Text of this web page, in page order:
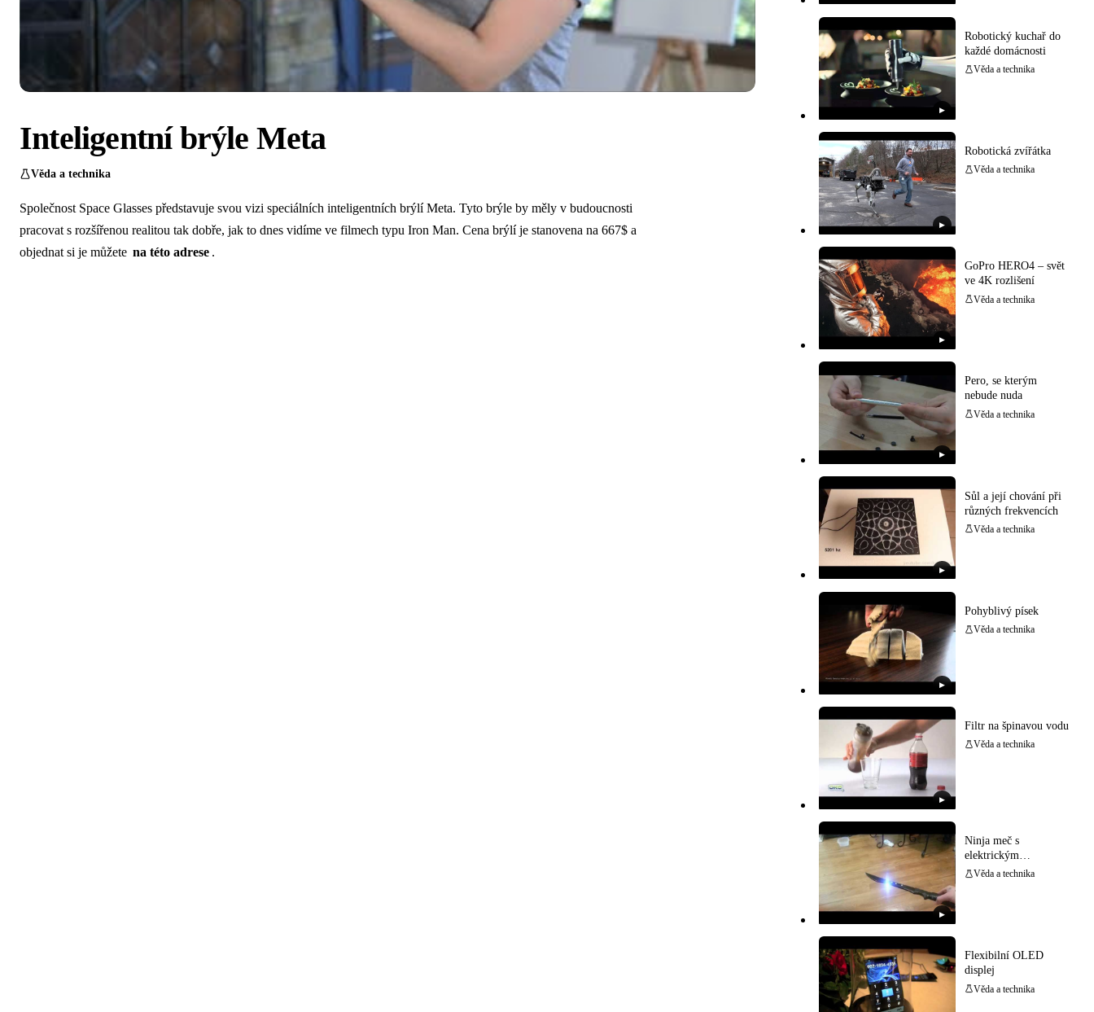
Inteligentní brýle Meta
Věda a technika
Společnost Space Glasses představuje svou vizi speciálních inteligentních brýlí Meta. Tyto brýle by měly v budoucnosti
pracovat s rozšířenou realitou tak dobře, jak to dnes vidíme ve filmech typu Iron Man. Cena brýlí je stanovena na 667$ a
objednat si je můžete na této adrese .
▶
Robotický kuchař do
každé domácnosti
Věda a technika
▶
Robotická zvířátka
Věda a technika
▶
GoPro HERO4 – svět
ve 4K rozlišení
Věda a technika
▶
Pero, se kterým
nebude nuda
Věda a technika
▶
Sůl a její chování při
různých frekvencích
Věda a technika
▶
Pohyblivý písek
Věda a technika
▶
Filtr na špinavou vodu
Věda a technika
▶
Ninja meč s
elektrickým
paralizérem
Věda a technika
Flexibilní OLED
displej
Věda a technika